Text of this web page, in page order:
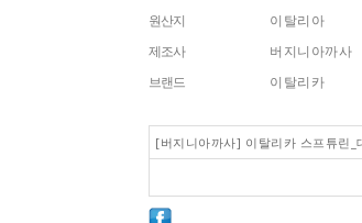
원산지
이탈리아
제조사
버지니아까사
브랜드
이탈리카
[버지니아까사] 이탈리카 스프튜린_